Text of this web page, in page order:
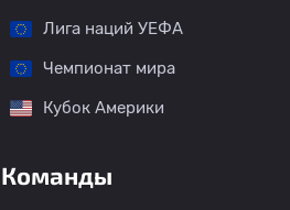
Лига наций УЕФА
Чемпионат мира
Кубок Америки
Команды